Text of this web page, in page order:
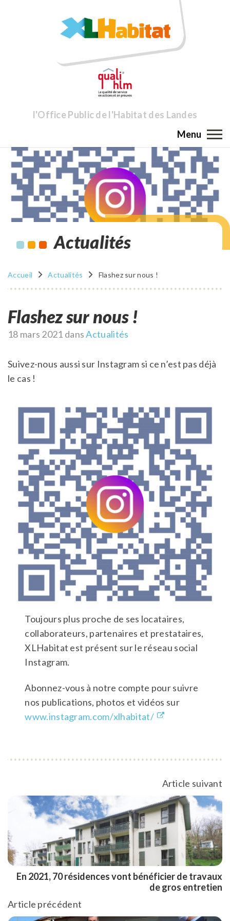
l'Office Public de l'Habitat des Landes
Menu
Actualités
Accueil Actualités Flashez sur nous !
Flashez sur nous !
Publié
18 mars 2021 dansActualités
Suivez-nous aussi sur Instagram si ce n’est pas déjà
le cas !
Toujours plus proche de ses locataires,
collaborateurs, partenaires et prestataires,
XLHabitat est présent sur le réseau social
Instagram.
Abonnez-vous à notre compte pour suivre
nos publications, photos et vidéos sur
www.instagram.com/xlhabitat/
Article précédent
Article suivant
En 2021, 70 résidences vont bénéficier de travaux
de gros entretien